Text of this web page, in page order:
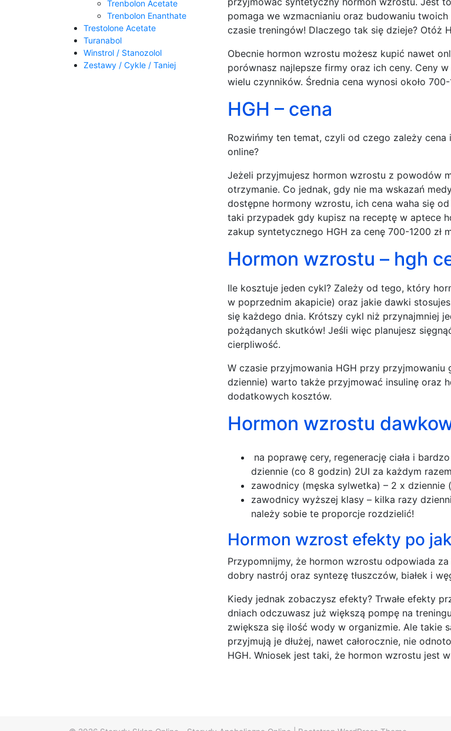
pomaga we wzmacnianiu oraz budowaniu
czasie treningów! Dlaczego tak się dzieje? Otóż
Obecnie hormon wzrostu możesz kupić nawet
porównasz najlepsze firmy oraz ich ceny. Ceny
wielu czynników. Średnia cena wynosi około
HGH – cena
Rozwińmy ten temat, czyli od czego zależy
online?
Jeżeli przyjmujesz hormon wzrostu z powodów
otrzymanie. Co jednak, gdy nie ma wskazań
dostępne hormony wzrostu, ich cena waha się
taki przypadek gdy kupisz na receptę w aptece
zakup syntetycznego HGH za cenę 700-1200
Hormon wzrostu – hgh
Ile kosztuje jeden cykl? Zależy od tego, który
w poprzednim akapicie) oraz jakie dawki
się każdego dnia. Krótszy cykl niż przynajmniej
pożądanych skutków! Jeśli więc planujesz
cierpliwość.
W czasie przyjmowania HGH przy
dziennie) warto także przyjmować insulinę oraz
dodatkowych kosztów.
Hormon wzrostu
na poprawę cery, regenerację ciała i
dziennie (co 8 godzin) 2UI za każdym razem
zawodnicy (męska sylwetka) – 2 x
zawodnicy wyższej klasy – kilka razy
należy sobie te proporcje rozdzielić!
Hormon wzrost efekty po
Przypomnijmy, że hormon wzrostu odpowiada
dobry nastrój oraz syntezę tłuszczów, białek i
Kiedy jednak zobaczysz efekty? Trwałe efekty
dniach odczuwasz już większą pompę na
zwiększa się ilość wody w organizmie. Ale takie
przyjmują je dłużej, nawet całorocznie, nie
HGH. Wniosek jest taki, że hormon wzrostu jest
Trenbolon Acetate
Trenbolon Enanthate
Trestolone Acetate
Turanabol
Winstrol / Stanozolol
Zestawy / Cykle / Taniej